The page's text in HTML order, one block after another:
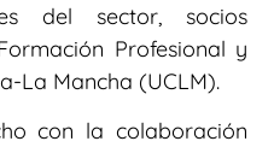
del sector, socios
Profesional y
La Mancha (UCLM).
con la colaboración